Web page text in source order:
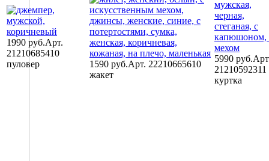
1990 руб.Арт.
21210685410
пуловер
1590 руб.Арт. 22210665610
жакет
5990 руб.
21210592311
куртка